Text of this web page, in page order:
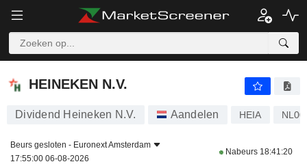
HEINEKEN N.V.
HEINEKEN N.V.
Dividend Heineken N.V. Aandelen HEIA
Beurs gesloten - Euronext Amsterdam
17:55:00 06-08-2026
Nabeurs 18:41:20